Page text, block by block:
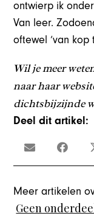
ontwierp ik
Van leer.
oftewel ‘van kop
Wil je meer
naar haar
dichtsbijzijnde
Deel dit artikel:
Meer artikelen
Geen